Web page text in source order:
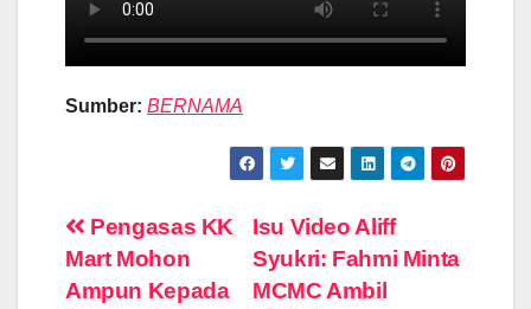
Sumber: BERNAMA
Post
navigation
Isu Video Aliff
Syukri: Fahmi Minta
MCMC Ambil
Pengasas KK
Mart Mohon
Ampun Kepada